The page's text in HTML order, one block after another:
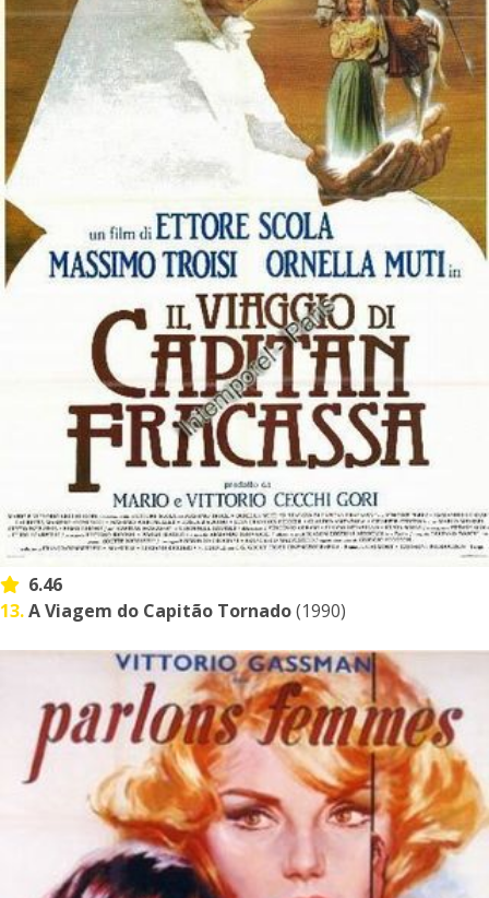
6.46
13.A Viagem do Capitão Tornado(1990)